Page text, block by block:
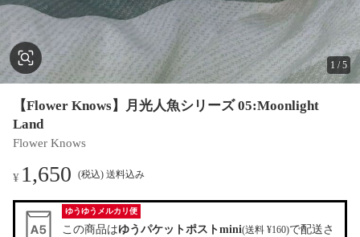
1 /5
【Flower Knows】月光人魚シリーズ 05:Moonlight
Land
Flower Knows
¥ 1,650 (税込) 送料込み
ゆうゆうメルカリ便
この商品はゆうパケットポストmini(送料 ¥160)で配送さ